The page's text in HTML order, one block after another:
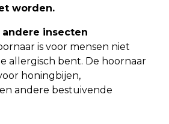
worden.
insecten
is voor mensen niet
allergisch bent. De hoornaar
honingbijen,
andere bestuivende